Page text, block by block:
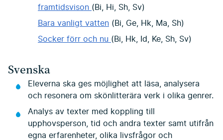
framtidsvison (Bi, Hi, Sh, Sv)
Bara vanligt vatten (Bi, Ge, Hk, Ma, Sh)
Socker förr och nu (Bi, Hk, Id, Ke, Sh, Sv)
Svenska
Eleverna ska ges möjlighet att läsa, analysera
och resonera om skönlitterära verk i olika genrer.
Analys av texter med koppling till
upphovsperson, tid och andra texter samt utifrån
egna erfarenheter, olika livsfrågor och